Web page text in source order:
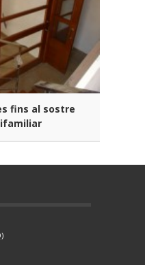
fins al sostre